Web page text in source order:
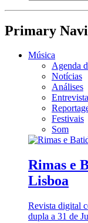
Primary
Música
Agenda
Notícias
Análises
Festivais
Som
Rimas e
Lisboa
Revista digital
dupla a 31 de Ju